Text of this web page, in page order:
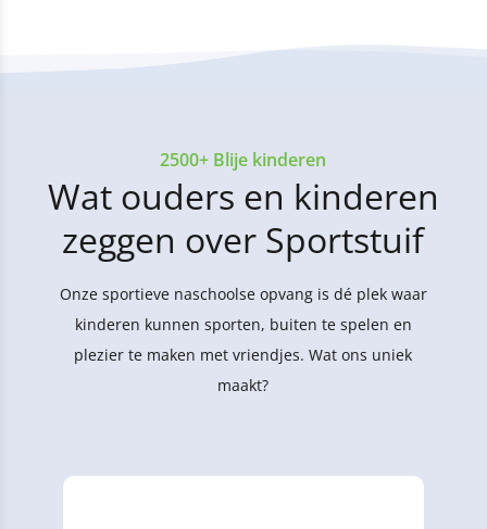
2500+ Blije kinderen
Wat ouders en kinderen
zeggen over Sportstuif
Onze sportieve naschoolse opvang is dé plek waar
kinderen kunnen sporten, buiten te spelen en
plezier te maken met vriendjes. Wat ons uniek
maakt?